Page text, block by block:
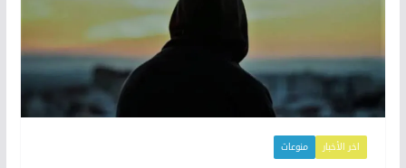
اخر الأخبار منوعات